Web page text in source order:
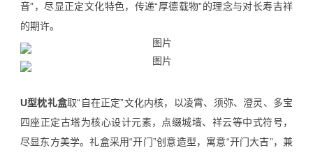
音”，尽显正定文化特色，传递“厚德载物”的理念与对长寿吉祥
的期许。
U型枕礼盒取“自在正定”文化内核，以凌霄、须弥、澄灵、多宝
四座正定古塔为核心设计元素，点缀城墙、祥云等中式符号，
尽显东方美学。礼盒采用“开门”创意造型，寓意“开门大吉”，兼